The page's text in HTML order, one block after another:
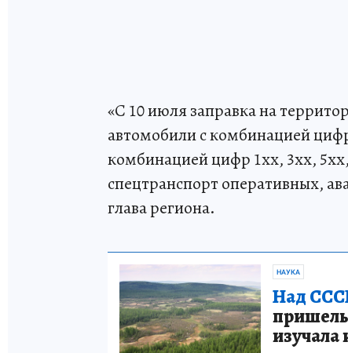
«С 10 июля заправка на
автомобили с комбинацией
комбинацией цифр 1хх, 3хх,
спецтранспорт оперативных,
глава региона.
НАУКА
Над
изучала